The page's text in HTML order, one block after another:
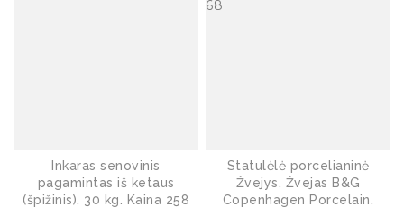
Inkaras senovinis
pagamintas iš ketaus
(špižinis), 30 kg. Kaina 258
Statulėlė porcelianinė
Žvejys, Žvejas B&G
Copenhagen Porcelain.